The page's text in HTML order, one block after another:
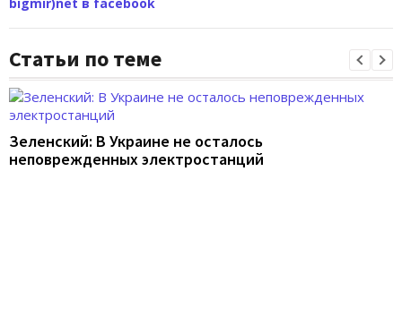
Статьи по теме
Зеленский: В Украине не осталось
неповрежденных электростанций